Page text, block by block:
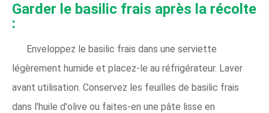
Garder le basilic frais après la récolte
:
Enveloppez le basilic frais dans une serviette
légèrement humide et placez-le au réfrigérateur. Laver
avant utilisation. Conservez les feuilles de basilic frais
dans l'huile d'olive ou faites-en une pâte lisse en